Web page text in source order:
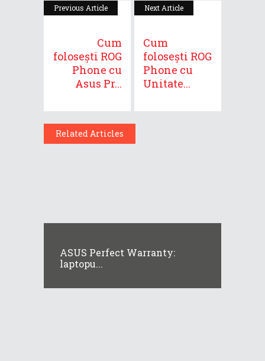
Previous Article
Cum
folosești ROG
Phone cu
Asus Pr...
Next Article
Cum
folosești ROG
Phone cu
Unitate...
Related Articles
ASUS Perfect Warranty:
laptopu...